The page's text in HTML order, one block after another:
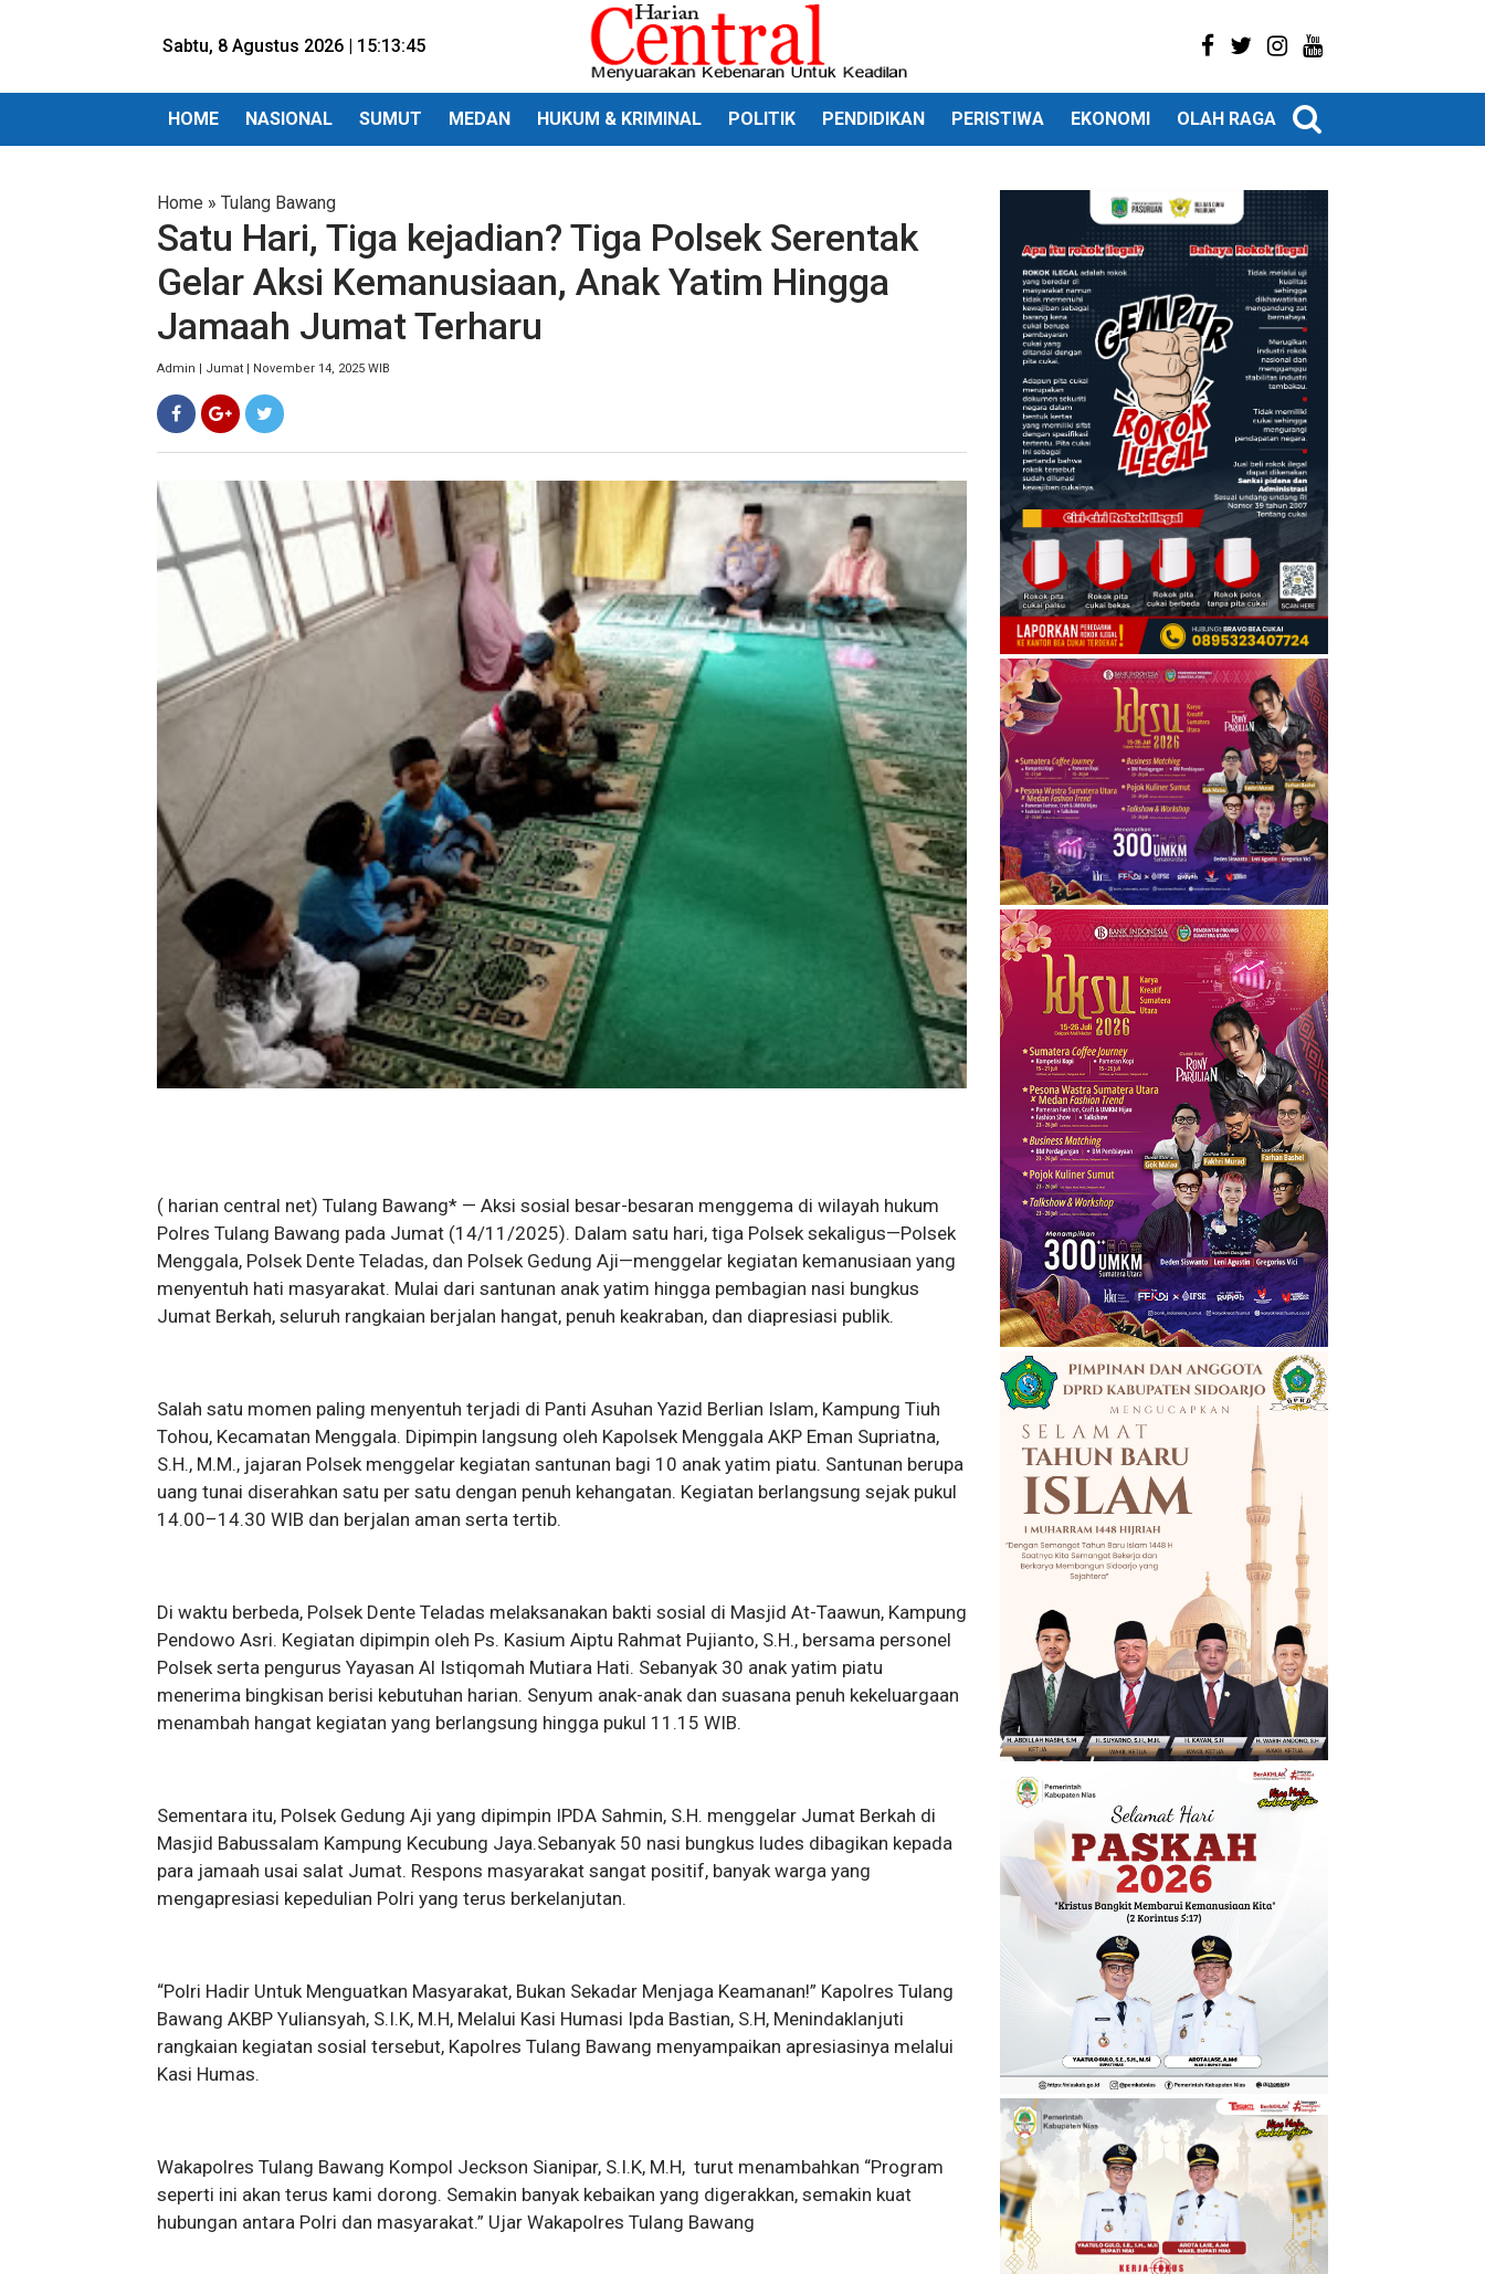
Sabtu, 8 Agustus 2026 | 15:13:47
HOME NASIONAL SUMUT MEDAN HUKUM & KRIMINAL POLITIK PENDIDIKAN PERISTIWA EKONOMI OLAH RAGA
Home » Tulang Bawang
Satu Hari, Tiga kejadian? Tiga Polsek Serentak
Gelar Aksi Kemanusiaan, Anak Yatim Hingga
Jamaah Jumat Terharu
Admin | Jumat | November 14, 2025 WIB
( harian central net) Tulang Bawang* — Aksi sosial besar-besaran menggema di wilayah hukum
Polres Tulang Bawang pada Jumat (14/11/2025). Dalam satu hari, tiga Polsek sekaligus—Polsek
Menggala, Polsek Dente Teladas, dan Polsek Gedung Aji—menggelar kegiatan kemanusiaan yang
menyentuh hati masyarakat. Mulai dari santunan anak yatim hingga pembagian nasi bungkus
Jumat Berkah, seluruh rangkaian berjalan hangat, penuh keakraban, dan diapresiasi publik.
Salah satu momen paling menyentuh terjadi di Panti Asuhan Yazid Berlian Islam, Kampung Tiuh
Tohou, Kecamatan Menggala. Dipimpin langsung oleh Kapolsek Menggala AKP Eman Supriatna,
S.H., M.M., jajaran Polsek menggelar kegiatan santunan bagi 10 anak yatim piatu. Santunan berupa
uang tunai diserahkan satu per satu dengan penuh kehangatan. Kegiatan berlangsung sejak pukul
14.00–14.30 WIB dan berjalan aman serta tertib.
Di waktu berbeda, Polsek Dente Teladas melaksanakan bakti sosial di Masjid At-Taawun, Kampung
Pendowo Asri. Kegiatan dipimpin oleh Ps. Kasium Aiptu Rahmat Pujianto, S.H., bersama personel
Polsek serta pengurus Yayasan Al Istiqomah Mutiara Hati. Sebanyak 30 anak yatim piatu
menerima bingkisan berisi kebutuhan harian. Senyum anak-anak dan suasana penuh kekeluargaan
menambah hangat kegiatan yang berlangsung hingga pukul 11.15 WIB.
Sementara itu, Polsek Gedung Aji yang dipimpin IPDA Sahmin, S.H. menggelar Jumat Berkah di
Masjid Babussalam Kampung Kecubung Jaya.Sebanyak 50 nasi bungkus ludes dibagikan kepada
para jamaah usai salat Jumat. Respons masyarakat sangat positif, banyak warga yang
mengapresiasi kepedulian Polri yang terus berkelanjutan.
“Polri Hadir Untuk Menguatkan Masyarakat, Bukan Sekadar Menjaga Keamanan!” Kapolres Tulang
Bawang AKBP Yuliansyah, S.I.K, M.H, Melalui Kasi Humasi Ipda Bastian, S.H, Menindaklanjuti
rangkaian kegiatan sosial tersebut, Kapolres Tulang Bawang menyampaikan apresiasinya melalui
Kasi Humas.
Wakapolres Tulang Bawang Kompol Jeckson Sianipar, S.I.K, M.H, turut menambahkan “Program
seperti ini akan terus kami dorong. Semakin banyak kebaikan yang digerakkan, semakin kuat
hubungan antara Polri dan masyarakat.” Ujar Wakapolres Tulang Bawang